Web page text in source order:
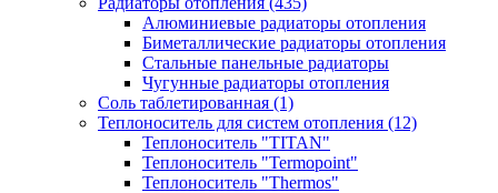
Алюминиевые радиаторы отопления
Биметаллические радиаторы отопления
Стальные панельные радиаторы
Чугунные радиаторы отопления
Соль таблетированная (1)
Теплоноситель для систем отопления (12)
Теплоноситель "TITAN"
Теплоноситель "Termopoint"
Теплоноситель "Thermos"